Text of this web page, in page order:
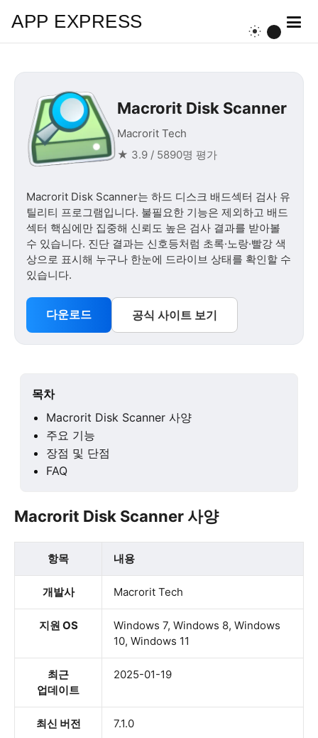
APP EXPRESS
Macrorit Disk Scanner
Macrorit Tech
★ 3.9 / 5890명 평가
Macrorit Disk Scanner는 하드 디스크 배드섹터 검사 유
틸리티 프로그램입니다. 불필요한 기능은 제외하고 배드
섹터 핵심에만 집중해 신뢰도 높은 검사 결과를 받아볼
수 있습니다. 진단 결과는 신호등처럼 초록·노랑·빨강 색
상으로 표시해 누구나 한눈에 드라이브 상태를 확인할 수
있습니다.
다운로드 공식 사이트 보기
목차
Macrorit Disk Scanner 사양
주요 기능
장점 및 단점
FAQ
Macrorit Disk Scanner 사양
항목 내용
개발사 Macrorit Tech
지원 OS
Windows 7, Windows 8, Windows
10, Windows 11
최근
업데이트
2025-01-19
최신 버전 7.1.0